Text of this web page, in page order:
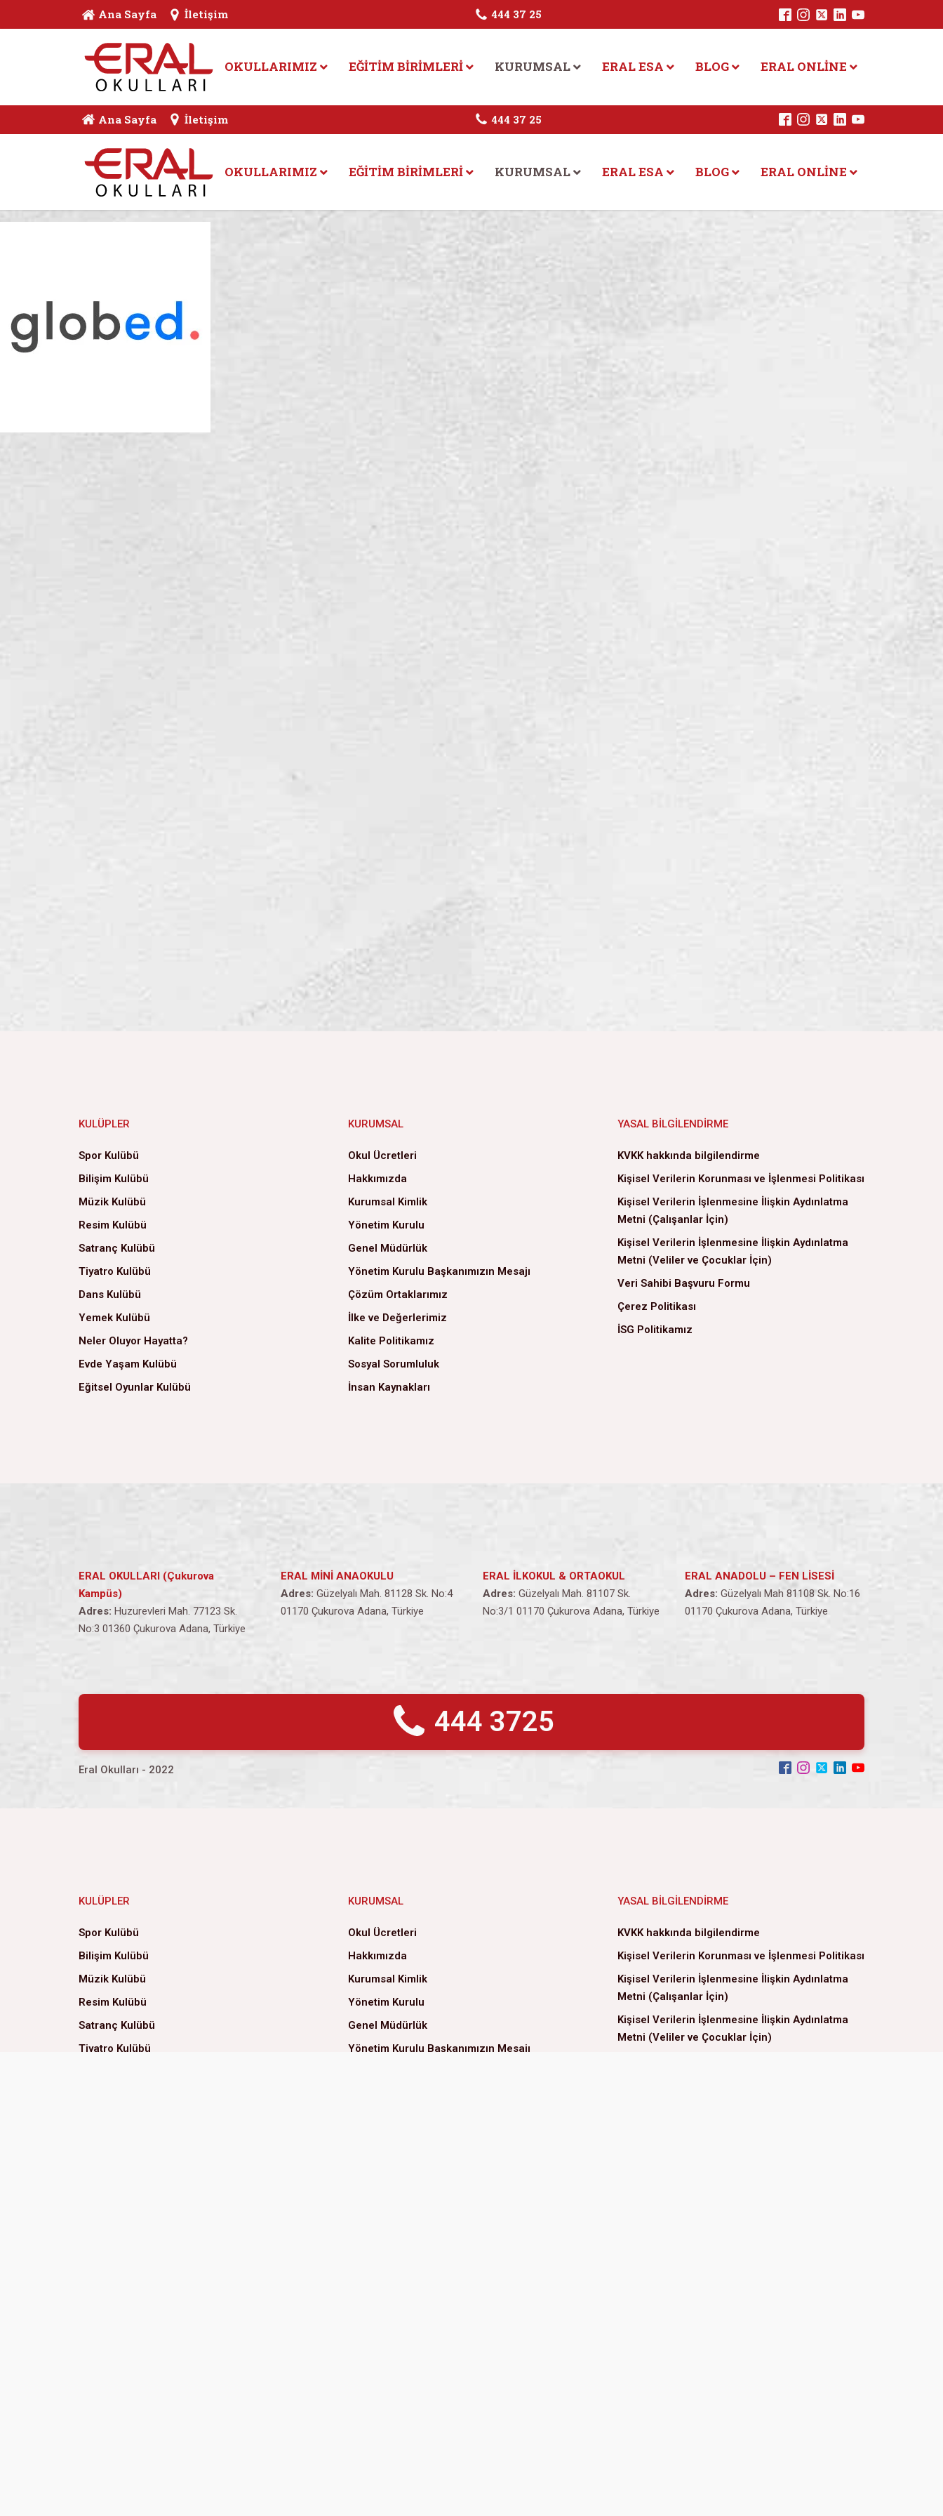
Ana Sayfa İletişim 444 37 25
OKULLARIMIZ EĞITIM BIRIMLERI KURUMSAL ERAL ESA BLOG ERAL ONLINE
Ana Sayfa İletişim 444 37 25
OKULLARIMIZ EĞITIM BIRIMLERI KURUMSAL ERAL ESA BLOG ERAL ONLINE
KULÜPLER
Spor Kulübü
Bilişim Kulübü
Müzik Kulübü
Resim Kulübü
Satranç Kulübü
Tiyatro Kulübü
Dans Kulübü
Yemek Kulübü
Neler Oluyor Hayatta?
Evde Yaşam Kulübü
Eğitsel Oyunlar Kulübü
KURUMSAL
Okul Ücretleri
Hakkımızda
Kurumsal Kimlik
Yönetim Kurulu
Genel Müdürlük
Yönetim Kurulu Başkanımızın Mesajı
Çözüm Ortaklarımız
İlke ve Değerlerimiz
Kalite Politikamız
Sosyal Sorumluluk
İnsan Kaynakları
YASAL BILGILENDIRME
KVKK hakkında bilgilendirme
Kişisel Verilerin Korunması ve İşlenmesi Politikası
Kişisel Verilerin İşlenmesine İlişkin Aydınlatma
Metni (Çalışanlar İçin)
Kişisel Verilerin İşlenmesine İlişkin Aydınlatma
Metni (Veliler ve Çocuklar İçin)
Veri Sahibi Başvuru Formu
Çerez Politikası
İSG Politikamız
ERAL OKULLARI (Çukurova
Kampüs)
Adres: Huzurevleri Mah. 77123 Sk.
No:3 01360 Çukurova Adana, Türkiye
ERAL MİNİ ANAOKULU
Adres: Güzelyalı Mah. 81128 Sk. No:4
01170 Çukurova Adana, Türkiye
ERAL İLKOKUL & ORTAOKUL
Adres: Güzelyalı Mah. 81107 Sk.
No:3/1 01170 Çukurova Adana, Türkiye
ERAL ANADOLU – FEN LİSESİ
Adres: Güzelyalı Mah 81108 Sk. No:16
01170 Çukurova Adana, Türkiye
444 3725
Eral Okulları - 2022
KULÜPLER
Spor Kulübü
Bilişim Kulübü
Müzik Kulübü
Resim Kulübü
Satranç Kulübü
Tiyatro Kulübü
KURUMSAL
Okul Ücretleri
Hakkımızda
Kurumsal Kimlik
Yönetim Kurulu
Genel Müdürlük
Yönetim Kurulu Başkanımızın Mesajı
YASAL BILGILENDIRME
KVKK hakkında bilgilendirme
Kişisel Verilerin Korunması ve İşlenmesi Politikası
Kişisel Verilerin İşlenmesine İlişkin Aydınlatma
Metni (Çalışanlar İçin)
Kişisel Verilerin İşlenmesine İlişkin Aydınlatma
Metni (Veliler ve Çocuklar İçin)